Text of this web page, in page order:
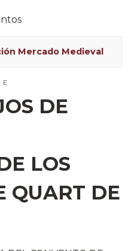
Mercado Medieval
DE
LOS
QUART DE